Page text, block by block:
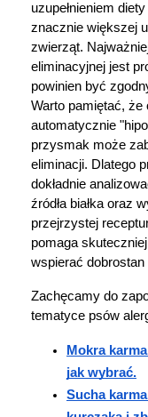
uzupełnieniem
znacznie większej
zwierząt.
eliminacyjnej jest
powinien być
Warto pamiętać,
automatycznie
przysmak może
eliminacji. Dlatego
dokładnie
źródła białka oraz
przejrzystej
pomaga
wspierać
Zachęcamy do
tematyce psów
Mokra
jak wybrać.
Sucha